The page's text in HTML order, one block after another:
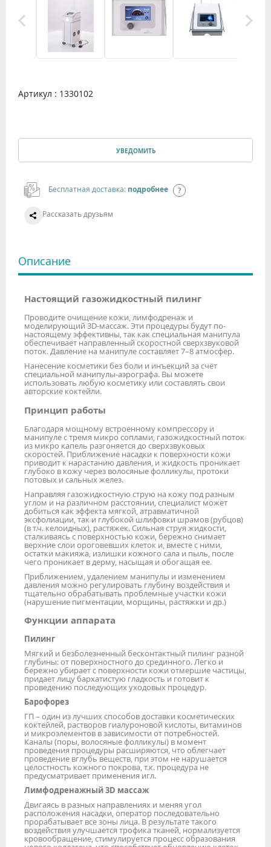
Артикул : 1330102
УВЕДОМИТЬ
Бесплатная доставка: подробнее
Рассказать друзьям
Описание
Настоящий газожидкостный пилинг
Проводите очищение кожи, лимфодренаж и
моделирующий 3D-массаж. Эти процедуры будут по-
настоящему эффективны, так как специальная манипула
обеспечивает направленный скоростной сверхзвуковой
поток. Давление на манипуле составляет 7–8 атмосфер.
Нанесение косметики без боли и инъекций за счёт
специальной манипулы-аэрографа. Вы можете
использовать любую косметику или составлять свои
авторские коктейли.
Принцип работы
Благодаря мощному встроенному компрессору и
манипуле с тремя микро соплами, газожидкостный поток
из микро капель разгоняется до сверхзвуковых
скоростей. Приближение насадки к поверхности кожи
приводит к нарастанию давления, и жидкость проникает
глубоко в кожу через волосяные фолликулы, протоки
потовых и сальных желез.
Направляя газожидкостную струю на кожу под разным
углом и на различном расстоянии, специалист может
добиться как эффекта мягкой, атравматичной
эксфолиации, так и глубокой шлифовки шрамов (рубцов)
(в т.ч. келоидных), растяжек. Сильная струя жидкости,
сталкиваясь с поверхностью кожи, бережно снимает
верхние слои ороговевших клеток и, вместе с ними,
остатки макияжа, излишки кожного сала и пыль, после
чего проникает в дерму, насыщая и обогащая ее.
Приближением, удалением манипулы и изменением
давления можно регулировать глубину воздействия и
тщательно обрабатывать проблемные участки кожи
(нарушение пигментации, морщины, растяжки и др.)
Функции аппарата
Пилинг
Мягкий и безболезненный бесконтактный пилинг разной
глубины: от поверхностного до срединного. Легко и
бережно убирает с поверхности кожи отмершие частицы,
придает лицу бархатистую гладкость и готовит к
проведению последующих уходовых процедур.
Барофорез
ГП – один из лучших способов доставки косметических
коктейлей, растворов гиалуроновой кислоты, витаминов
и микроэлементов в зависимости от потребностей.
Каналы (поры, волосяные фолликулы) в момент
проведения процедуры расширяются, что облегчает
проведение вглубь веществ, при этом не нарушается
целостность кожного покрова, т.к. процедура не
предусматривает применения игл.
Лимфодренажный 3D массаж
Двигаясь в разных направлениях и меняя угол
расположения насадки, оператор последовательно
прорабатывает все зоны лица. В результате такого
воздействия улучшается трофика тканей, нормализуется
кровообращение, стимулируется процесс образования